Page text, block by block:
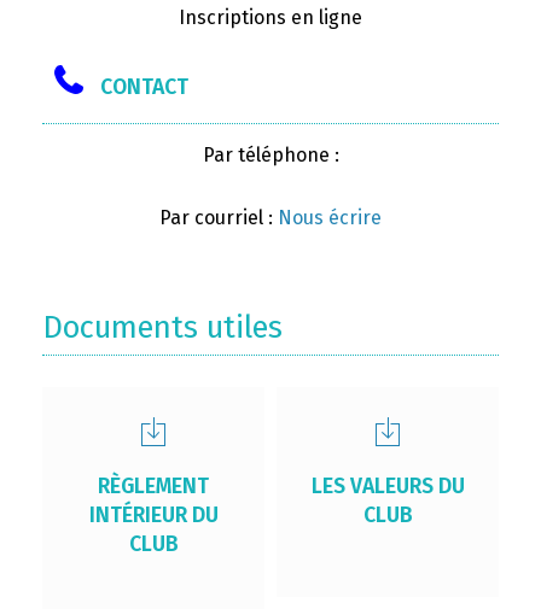
Inscriptions en ligne
CONTACT
Par téléphone :
Par courriel : Nous écrire
Documents utiles
RÈGLEMENT
INTÉRIEUR DU
CLUB
LES VALEURS DU
CLUB